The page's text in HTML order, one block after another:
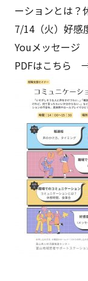
ーションとは？
7/14（火）好感
Youメッセージ
PDFはこちら